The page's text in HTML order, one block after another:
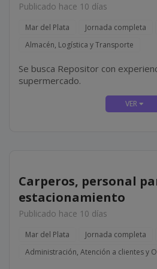
Publicado hace 10 días
Mar del Plata Jornada completa
Almacén, Logística y Transporte
Se busca Repositor con
supermercado.
Carperos, personal
estacionamiento
Publicado hace 10 días
Mar del Plata Jornada completa
Administración, Atención a clientes y